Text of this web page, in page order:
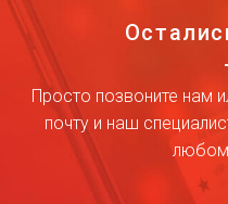
Просто позвоните нам
почту и наш